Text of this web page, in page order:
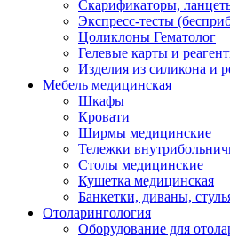
Скарификаторы,
Экспресс-тесты
Цоликлоны Гематолог
Гелевые карты и
Изделия из силикона и
Мебель медицинская
Шкафы
Кровати
Ширмы медицинские
Тележки
Столы медицинские
Кушетка медицинская
Банкетки, диваны,
Отоларингология
Оборудование для